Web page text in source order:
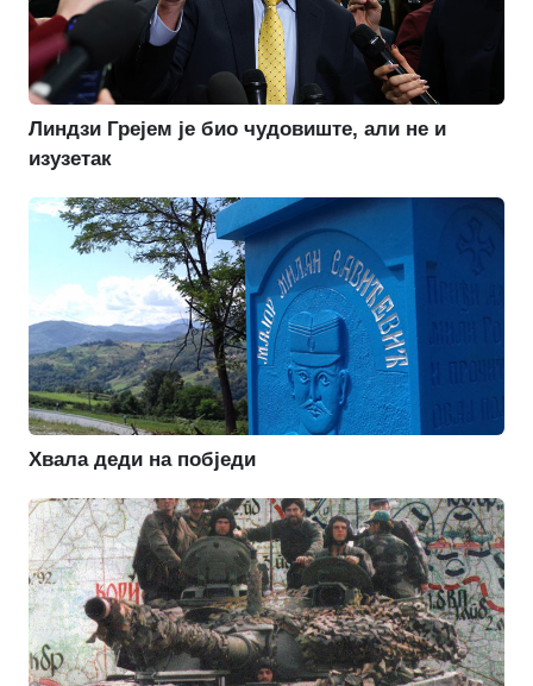
Линдзи Грејем је био чудовиште, али не и
изузетак
Хвала деди на побједи